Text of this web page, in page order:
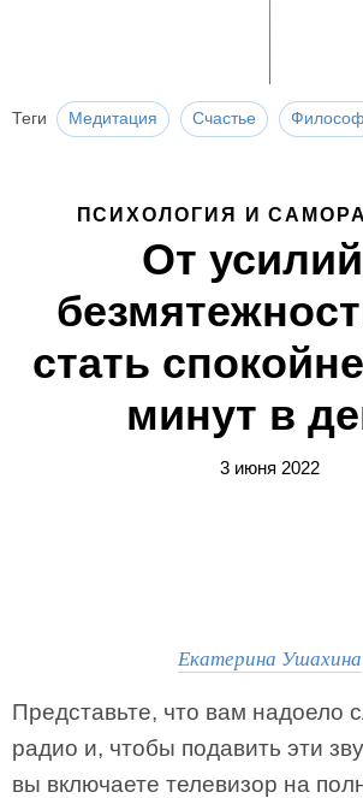
Теги Медитация Счастье
ПСИХОЛОГИЯ И
От
стать
минут в
3 июня 2022
Екатерина Ушахина
Представьте, что вам надоело
радио и, чтобы подавить эти
вы включаете телевизор на